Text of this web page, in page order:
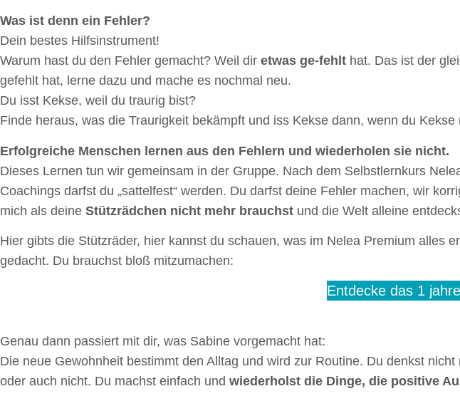
Was ist denn ein Fehler?
Dein bestes Hilfsinstrument!
Warum hast du den Fehler gemacht? Weil dir etwas ge-fehlt hat. Das ist der
gefehlt hat, lerne dazu und mache es nochmal neu.
Du isst Kekse, weil du traurig bist?
Finde heraus, was die Traurigkeit bekämpft und iss Kekse dann, wenn du
Erfolgreiche Menschen lernen aus den Fehlern und wiederholen sie nicht.
Dieses Lernen tun wir gemeinsam in der Gruppe. Nach dem Selbstlernkurs
Coachings darfst du „sattelfest“ werden. Du darfst deine Fehler machen, wir
mich als deine Stützrädchen nicht mehr brauchst und die Welt alleine
Hier gibts die Stützräder, hier kannst du schauen, was im Nelea Premium alles
gedacht. Du brauchst bloß mitzumachen:
Entdecke das 1
Genau dann passiert mit dir, was Sabine vorgemacht hat:
Die neue Gewohnheit bestimmt den Alltag und wird zur Routine. Du denkst
oder auch nicht. Du machst einfach und wiederholst die Dinge, die positive